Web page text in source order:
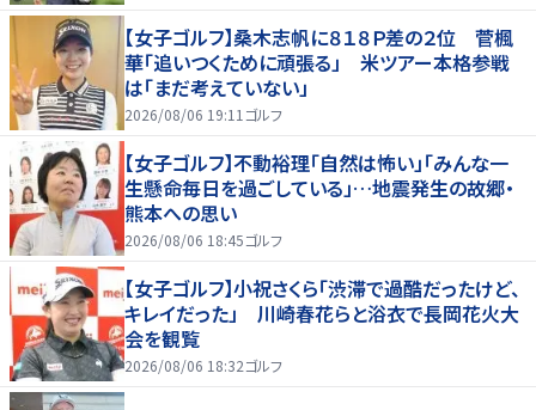
【女子ゴルフ】桑木志帆に８１８Ｐ差の２位 菅楓
華「追いつくために頑張る」 米ツアー本格参戦
は「まだ考えていない」
2026/08/06 19:11 ゴルフ
【女子ゴルフ】不動裕理「自然は怖い」「みんな一
生懸命毎日を過ごしている」…地震発生の故郷・
熊本への思い
2026/08/06 18:45ゴルフ
【女子ゴルフ】小祝さくら「渋滞で過酷だったけど、
キレイだった」 川崎春花らと浴衣で長岡花火大
会を観覧
2026/08/06 18:32ゴルフ